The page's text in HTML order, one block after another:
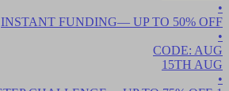
•
INSTANT FUNDING— UP TO 50% OFF
•
CODE: AUG
15TH AUG
•